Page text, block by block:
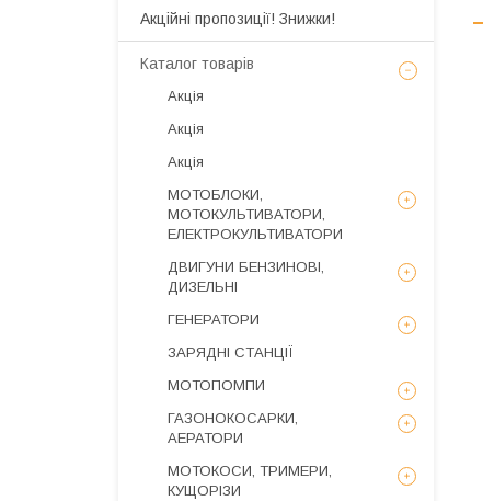
Акційні пропозиції! Знижки!
Каталог товарів
Акція
Акція
Акція
МОТОБЛОКИ,
МОТОКУЛЬТИВАТОРИ,
ЕЛЕКТРОКУЛЬТИВАТОРИ
ДВИГУНИ БЕНЗИНОВІ,
ДИЗЕЛЬНІ
ГЕНЕРАТОРИ
ЗАРЯДНІ СТАНЦІЇ
МОТОПОМПИ
ГАЗОНОКОСАРКИ,
АЕРАТОРИ
МОТОКОСИ, ТРИМЕРИ,
КУЩОРІЗИ